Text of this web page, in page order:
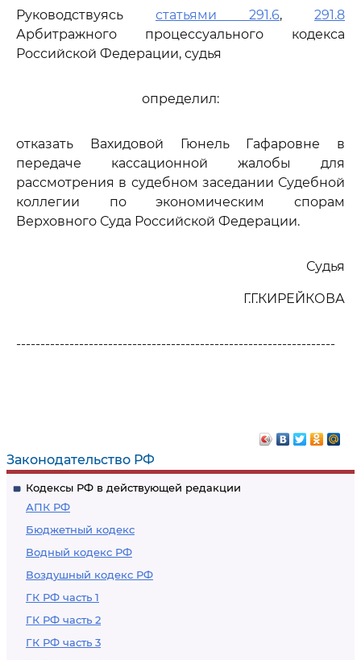
Законодательство РФ
Кодексы РФ в действующей редакции
АПК РФ
Бюджетный кодекс
Водный кодекс РФ
Воздушный кодекс РФ
ГК РФ часть 1
ГК РФ часть 2
ГК РФ часть 3
Руководствуясь статьями 291.6, 291.8
Арбитражного процессуального кодекса
Российской Федерации, судья
определил:
отказать Вахидовой Гюнель Гафаровне в
передаче кассационной жалобы для
рассмотрения в судебном заседании Судебной
коллегии по экономическим спорам
Верховного Суда Российской Федерации.
Судья
Г.Г.КИРЕЙКОВА
------------------------------------------------------------------